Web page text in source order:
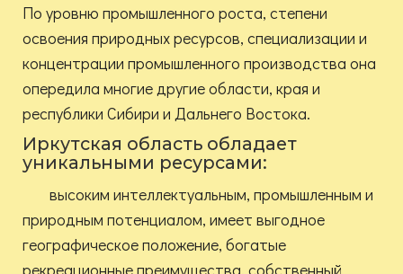
По уровню промышленного роста, степени
освоения природных ресурсов, специализации и
концентрации промышленного производства она
опередила многие другие области, края и
республики Сибири и Дальнего Востока.
Иркутская область обладает
уникальными ресурсами:
высоким интеллектуальным, промышленным и
природным потенциалом, имеет выгодное
географическое положение, богатые
рекреационные преимущества, собственный